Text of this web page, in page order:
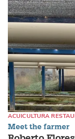
Meet the farmer
ACUICULTURA